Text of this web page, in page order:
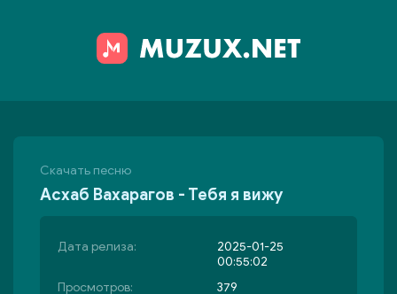
Скачать песню
Асхаб Вахарагов - Тебя я вижу
Дата релиза:
2025-01-25
00:55:02
Просмотров:
379